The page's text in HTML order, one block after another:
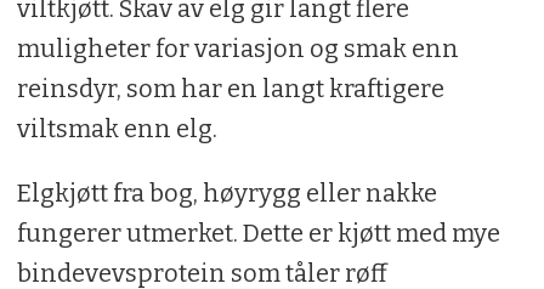
viltkjøtt. Skav av elg gir langt flere
muligheter for variasjon og smak enn
reinsdyr, som har en langt kraftigere
viltsmak enn elg.
Elgkjøtt fra bog, høyrygg eller nakke
fungerer utmerket. Dette er kjøtt med mye
bindevevsprotein som tåler røff